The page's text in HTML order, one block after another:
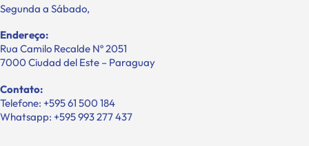
Segunda a Sábado,
Endereço:
Rua Camilo Recalde Nº 2051
7000 Ciudad del Este – Paraguay
Contato:
Telefone: +595 61 500 184
Whatsapp: +595 993 277 437